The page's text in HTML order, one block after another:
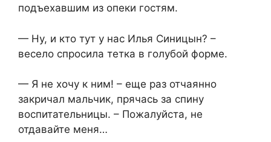
подъехавшим из опеки гостям.
— Ну, и кто тут у нас Илья Синицын? –
весело спросила тетка в голубой форме.
— Я не хочу к ним! – еще раз отчаянно
закричал мальчик, прячась за спину
воспитательницы. – Пожалуйста, не
отдавайте меня…